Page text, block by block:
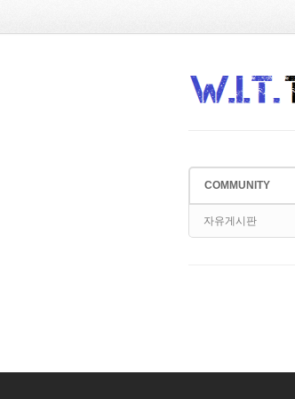
COMMUNITY
자유게시판
Sketchbook5, 스케치북5
Sketchbook5, 스케치북5
Sketchbook5, 스케치북5
Sketchbook5, 스케치북5